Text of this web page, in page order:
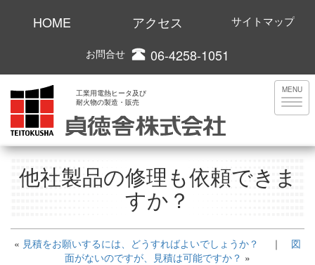
HOME アクセス サイトマップ
お問合せ 06-4258-1051
工業用電熱ヒータ及び
耐火物の製造・販売
MENU
他社製品の修理も依頼できま
すか？
« 見積をお願いするには、どうすればよいでしょうか？ ｜ 図
面がないのですが、見積は可能ですか？ »